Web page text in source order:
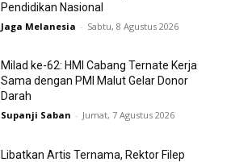
Pendidikan Nasional
Jaga Melanesia - Sabtu, 8 Agustus 2026
Milad ke-62: HMI Cabang Ternate Kerja
Sama dengan PMI Malut Gelar Donor
Darah
Supanji Saban - Jumat, 7 Agustus 2026
Libatkan Artis Ternama, Rektor Filep